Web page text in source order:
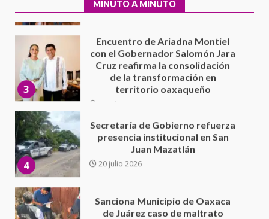
MINUTO A MINUTO
3
con el Gobernador Salomón Jara
Cruz reafirma la consolidación
de la transformación en
territorio oaxaqueño
30 julio 2026
4
presencia institucional en San
Juan Mazatlán
20 julio 2026
de Juárez caso de maltrato
animal tras denuncia ciudadana